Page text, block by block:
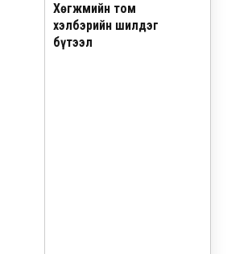
Хөгжмийн том
хэлбэрийн шилдэг
бүтээл